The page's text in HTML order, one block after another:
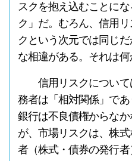
スクを抱え込むことに
ク」だ。むろん、信用
クという次元では同じ
な相違がある。それは何
信用リスクについて
務者は「相対関係」であ
銀行は不良債権からな
が、市場リスクは、株
者（株式・債券の発行